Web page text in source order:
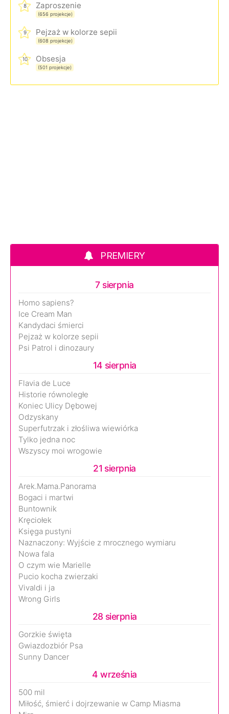
8 Zaproszenie
(656 projekcje)
9 Pejzaż w kolorze sepii
(608 projekcje)
10 Obsesja
(501 projekcje)
PREMIERY
7 sierpnia
Homo sapiens?
Ice Cream Man
Kandydaci śmierci
Pejzaż w kolorze sepii
Psi Patrol i dinozaury
14 sierpnia
Flavia de Luce
Historie równoległe
Koniec Ulicy Dębowej
Odzyskany
Superfutrzak i złośliwa wiewiórka
Tylko jedna noc
Wszyscy moi wrogowie
21 sierpnia
Arek.Mama.Panorama
Bogaci i martwi
Buntownik
Kręciołek
Księga pustyni
Naznaczony: Wyjście z mrocznego wymiaru
Nowa fala
O czym wie Marielle
Pucio kocha zwierzaki
Vivaldi i ja
Wrong Girls
28 sierpnia
Gorzkie święta
Gwiazdozbiór Psa
Sunny Dancer
4 września
500 mil
Miłość, śmierć i dojrzewanie w Camp Miasma